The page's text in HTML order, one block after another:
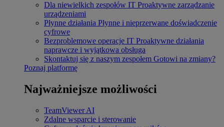
Dla niewielkich zespołów IT Proaktywne zarządzanie
urządzeniami
Płynne działania Płynne i nieprzerwane doświadczenie
cyfrowe
Bezproblemowe operacje IT Proaktywne działania
naprawcze i wyjątkowa obsługa
Skontaktuj się z naszym zespołem Gotowi na zmiany?
Poznaj platformę
Najważniejsze możliwości
TeamViewer AI
Zdalne wsparcie i sterowanie